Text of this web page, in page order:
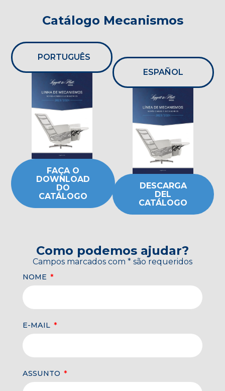
Catálogo Mecanismos
PORTUGUÊS
FAÇA O
DOWNLOAD
DO
CATÁLOGO
ESPAÑOL
DESCARGA
DEL
CATÁLOGO
Como podemos ajudar?
Campos marcados com * são requeridos
NOME
E-MAIL
ASSUNTO